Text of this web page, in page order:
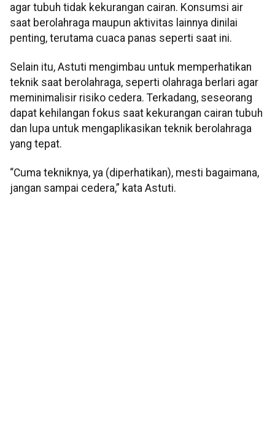
agar tubuh tidak kekurangan cairan. Konsumsi air
saat berolahraga maupun aktivitas lainnya dinilai
penting, terutama cuaca panas seperti saat ini.
Selain itu, Astuti mengimbau untuk memperhatikan
teknik saat berolahraga, seperti olahraga berlari agar
meminimalisir risiko cedera. Terkadang, seseorang
dapat kehilangan fokus saat kekurangan cairan tubuh
dan lupa untuk mengaplikasikan teknik berolahraga
yang tepat.
“Cuma tekniknya, ya (diperhatikan), mesti bagaimana,
jangan sampai cedera,” kata Astuti.